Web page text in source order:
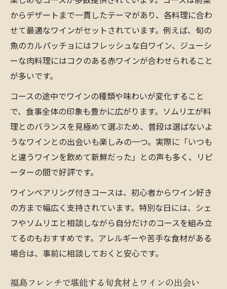
からデザートまで一貫したテーマがあり、各料理に合わ
せて最適なワインがセットされています。例えば、旬の
魚のカルパッチョにはフレッシュな白ワイン、ジューシ
ーな肉料理にはコクのある赤ワインが合わせられること
が多いです。
コースの途中でワインの種類や味わいが変化すること
で、食事全体の印象も豊かに広がります。ソムリエが料
理とのバランスを見極めて選ぶため、普段は選ばないよ
うなワインとの出会いも楽しみの一つ。実際に「いつも
と違うワインを飲めて新鮮だった」との声も多く、リピ
ーターの間で好評です。
ワインペアリング付きコースは、初心者からワイン好き
の方まで幅広く支持されています。特別な日には、シェ
フやソムリエと相談しながら自分だけのコースを組み立
てるのもおすすめです。アレルギーや苦手な食材がある
場合は、事前に相談しておくと安心です。
福島フレンチで堪能する旬食材とワインの出会い